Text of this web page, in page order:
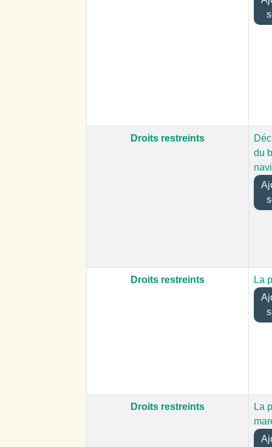
Droits restreints
du
Droits restreints
La
Droits restreints
La